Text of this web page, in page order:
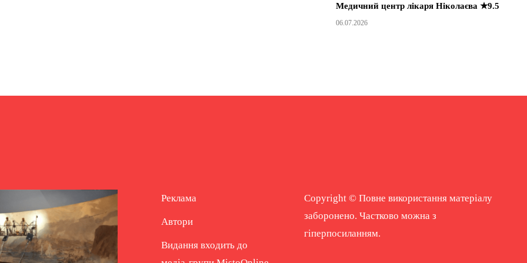
Медичний центр лікаря Ніколаєва ★9.5
06.07.2026
Реклама
Автори
Видання входить до
Copyright © Повне використання матеріалу
заборонено. Частково можна з
гіперпосиланням.